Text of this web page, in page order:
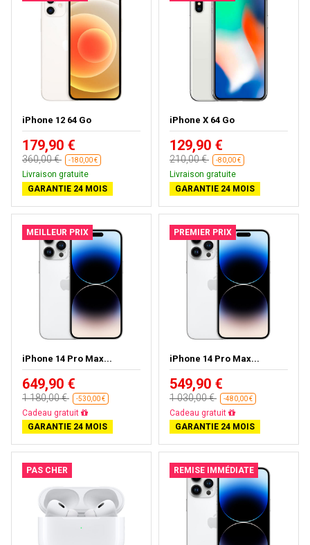
iPhone 12 64 Go
179,90 €
360,00 € -180,00 €
Livraison gratuite
GARANTIE 24 MOIS
iPhone X 64 Go
129,90 €
210,00 € -80,00 €
Livraison gratuite
GARANTIE 24 MOIS
MEILLEUR PRIX
iPhone 14 Pro Max...
649,90 €
1 180,00 € -530,00 €
Cadeau gratuit
GARANTIE 24 MOIS
PREMIER PRIX
iPhone 14 Pro Max...
549,90 €
1 030,00 € -480,00 €
Cadeau gratuit
GARANTIE 24 MOIS
PAS CHER REMISE IMMÉDIATE